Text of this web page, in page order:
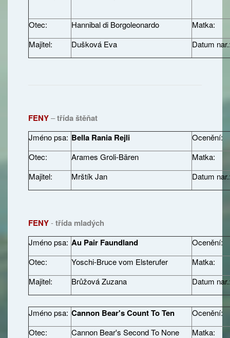
Otec: Hannibal di Borgoleonardo
Matka:
Majitel:
Dušková Eva Datum
FENY–třída štěňat
Jméno psa: Bella Rania Rejli
Ocenění:
Otec:
Arames Groli-Bären
Matka:
Majitel:
Mrštík Jan Datum
FENY-třída mladých
Jméno psa: Au Pair Faundland
Ocenění:
Otec:
Yoschi-Bruce vom Elsterufer
Matka:
Majitel:
Brůžová Zuzana Datum
Jméno psa: Cannon Bear's Count To Ten
Ocenění:
Otec:
Cannon Bear's Second To None Matka: